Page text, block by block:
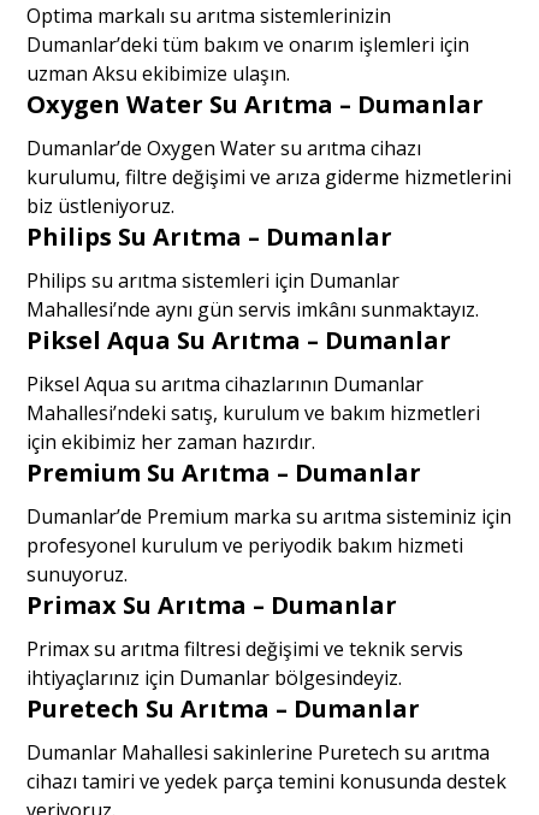
Optima markalı su arıtma sistemlerinizin
Dumanlar’deki tüm bakım ve onarım işlemleri için
uzman Aksu ekibimize ulaşın.
Oxygen Water Su Arıtma – Dumanlar
Dumanlar’de Oxygen Water su arıtma cihazı
kurulumu, filtre değişimi ve arıza giderme hizmetlerini
biz üstleniyoruz.
Philips Su Arıtma – Dumanlar
Philips su arıtma sistemleri için Dumanlar
Mahallesi’nde aynı gün servis imkânı sunmaktayız.
Piksel Aqua Su Arıtma – Dumanlar
Piksel Aqua su arıtma cihazlarının Dumanlar
Mahallesi’ndeki satış, kurulum ve bakım hizmetleri
için ekibimiz her zaman hazırdır.
Premium Su Arıtma – Dumanlar
Dumanlar’de Premium marka su arıtma sisteminiz için
profesyonel kurulum ve periyodik bakım hizmeti
sunuyoruz.
Primax Su Arıtma – Dumanlar
Primax su arıtma filtresi değişimi ve teknik servis
ihtiyaçlarınız için Dumanlar bölgesindeyiz.
Puretech Su Arıtma – Dumanlar
Dumanlar Mahallesi sakinlerine Puretech su arıtma
cihazı tamiri ve yedek parça temini konusunda destek